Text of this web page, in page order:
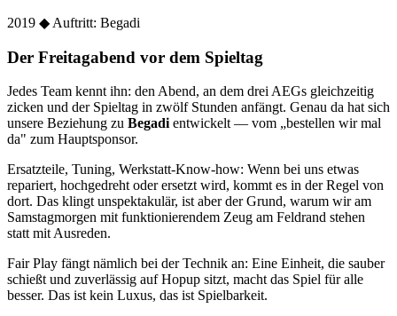
2019 ◆ Auftritt: Begadi
Der Freitagabend vor dem Spieltag
Jedes Team kennt ihn: den Abend, an dem drei AEGs gleichzeitig
zicken und der Spieltag in zwölf Stunden anfängt. Genau da hat sich
unsere Beziehung zu Begadientwickelt — vom „bestellen wir mal
da" zum Hauptsponsor.
Ersatzteile, Tuning, Werkstatt-Know-how: Wenn bei uns etwas
repariert, hochgedreht oder ersetzt wird, kommt es in der Regel von
dort. Das klingt unspektakulär, ist aber der Grund, warum wir am
Samstagmorgen mit funktionierendem Zeug am Feldrand stehen
statt mit Ausreden.
Fair Play fängt nämlich bei der Technik an: Eine Einheit, die sauber
schießt und zuverlässig auf Hopup sitzt, macht das Spiel für alle
besser. Das ist kein Luxus, das ist Spielbarkeit.